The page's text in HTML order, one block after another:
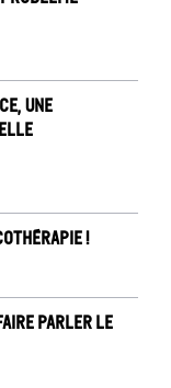
une
!
parler le